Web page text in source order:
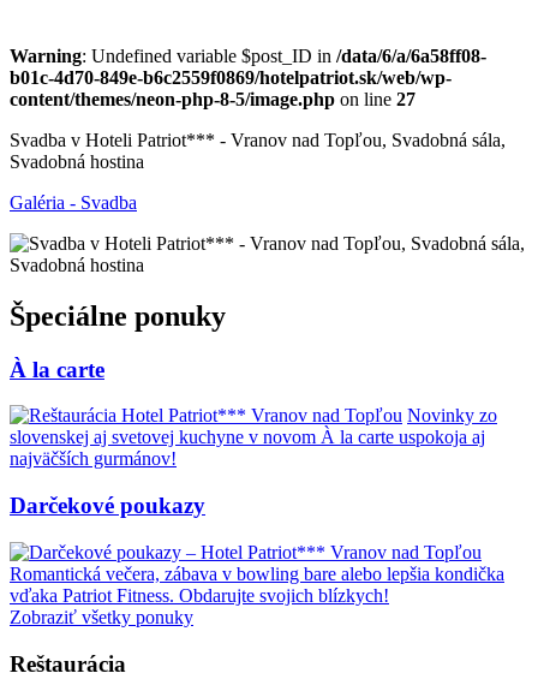
Warning: Undefined variable $post_ID in /data/6/a/6a58ff08-
b01c-4d70-849e-b6c2559f0869/hotelpatriot.sk/web/wp-
content/themes/neon-php-8-5/image.php on line 27
Svadba v Hoteli Patriot*** - Vranov nad Topľou, Svadobná sála,
Svadobná hostina
Galéria - Svadba
Špeciálne ponuky
À la carte
Novinky zo
slovenskej aj svetovej kuchyne v novom À la carte uspokoja aj
najväčších gurmánov!
Darčekové poukazy
Romantická večera, zábava v bowling bare alebo lepšia kondička
vďaka Patriot Fitness. Obdarujte svojich blízkych!
Zobraziť všetky ponuky
Reštaurácia